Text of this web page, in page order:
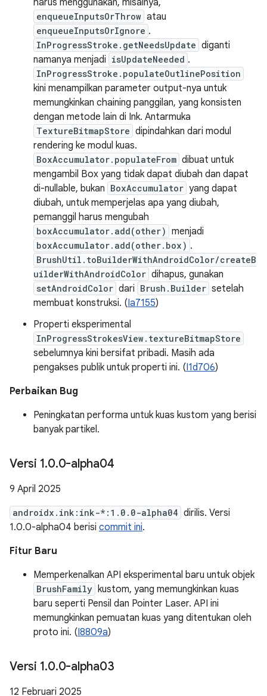
harus menggunakan, misalnya,
enqueueInputsOrThrow atau
enqueueInputsOrIgnore .
InProgressStroke.getNeedsUpdate diganti
namanya menjadi isUpdateNeeded .
InProgressStroke.populateOutlinePosition
kini menampilkan parameter output-nya untuk
memungkinkan chaining panggilan, yang konsisten
dengan metode lain di Ink. Antarmuka
TextureBitmapStore dipindahkan dari modul
rendering ke modul kuas.
BoxAccumulator.populateFrom dibuat untuk
mengambil Box yang tidak dapat diubah dan dapat
di-nullable, bukan BoxAccumulator yang dapat
diubah, untuk memperjelas apa yang diubah,
pemanggil harus mengubah
boxAccumulator.add(other) menjadi
boxAccumulator.add(other.box) .
BrushUtil.toBuilderWithAndroidColor/createB
uilderWithAndroidColor dihapus, gunakan
setAndroidColor dari Brush.Builder setelah
membuat konstruksi. (Ia7155)
Properti eksperimental
InProgressStrokesView.textureBitmapStore
sebelumnya kini bersifat pribadi. Masih ada
pengakses publik untuk properti ini. (I1d706)
Perbaikan Bug
Peningkatan performa untuk kuas kustom yang berisi
banyak partikel.
Versi 1.0.0-alpha04
9 April 2025
androidx.ink:ink-*:1.0.0-alpha04 dirilis. Versi
1.0.0-alpha04 berisi commit ini.
Fitur Baru
Memperkenalkan API eksperimental baru untuk objek
BrushFamily kustom, yang memungkinkan kuas
baru seperti Pensil dan Pointer Laser. API ini
memungkinkan pemuatan kuas yang ditentukan oleh
proto ini. (I8809a)
Versi 1.0.0-alpha03
12 Februari 2025